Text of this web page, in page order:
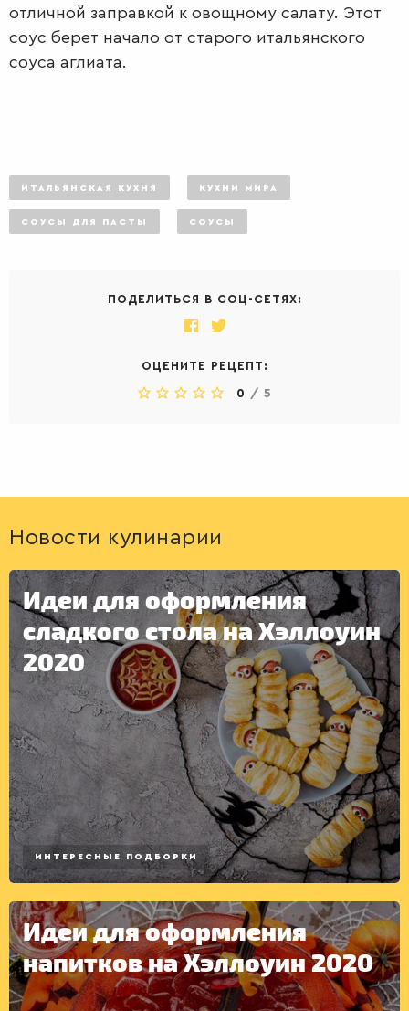
отличной заправкой к овощному салату. Этот
соус берет начало от старого итальянского
соуса аглиата.
ИТАЛЬЯНСКАЯ КУХНЯ КУХНИ МИРА
СОУСЫ ДЛЯ ПАСТЫ СОУСЫ
ПОДЕЛИТЬСЯ В СОЦ-СЕТЯХ:
ОЦЕНИТЕ РЕЦЕПТ:
0 / 5
Новости кулинарии
Идеи для оформления
сладкого стола на Хэллоуин
2020
ИНТЕРЕСНЫЕ ПОДБОРКИ
Идеи для оформления
напитков на Хэллоуин 2020